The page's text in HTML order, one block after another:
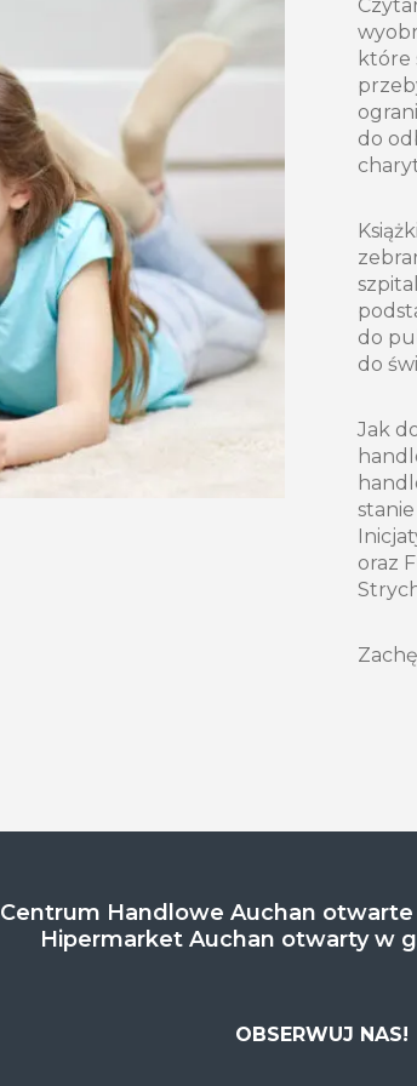
które
do
do
do
Jak
oraz
Centrum Handlowe Auchan otwarte
Hipermarket Auchan otwarty w
OBSERWUJ NAS!